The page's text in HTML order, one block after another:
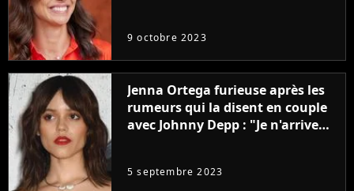
9 octobre 2023
Jenna Ortega furieuse après les
rumeurs qui la disent en couple
avec Johnny Depp : "Je n'arrive
5 septembre 2023